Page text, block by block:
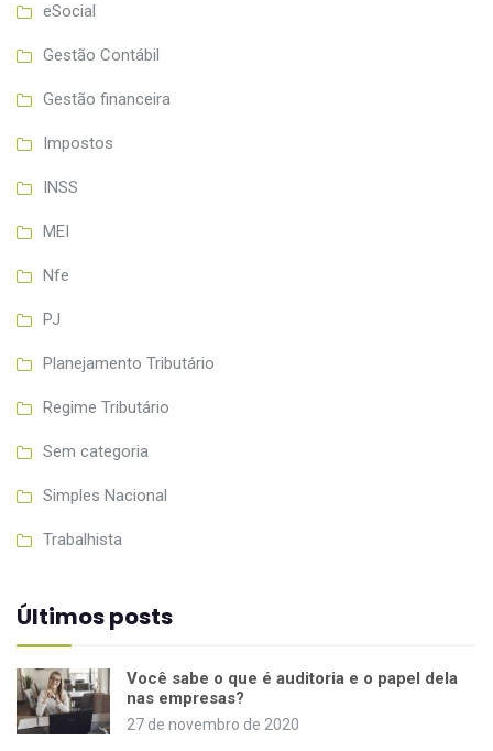
eSocial
Gestão Contábil
Gestão financeira
Impostos
INSS
MEI
Nfe
PJ
Planejamento Tributário
Regime Tributário
Sem categoria
Simples Nacional
Trabalhista
Últimos posts
Você sabe o que é auditoria e o papel dela
nas empresas?
27 de novembro de 2020